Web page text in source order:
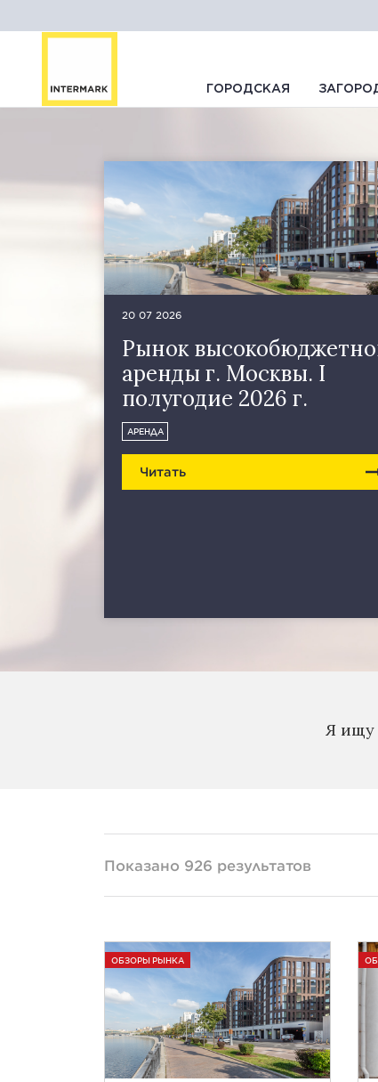
ГОРОДСКАЯ
20 07 2026
Рынок
аренды г. Москвы. I
полугодие 2026 г.
АРЕНДА
Читать
Я ищу
Показано 926 результатов
ОБЗОРЫ РЫНКА